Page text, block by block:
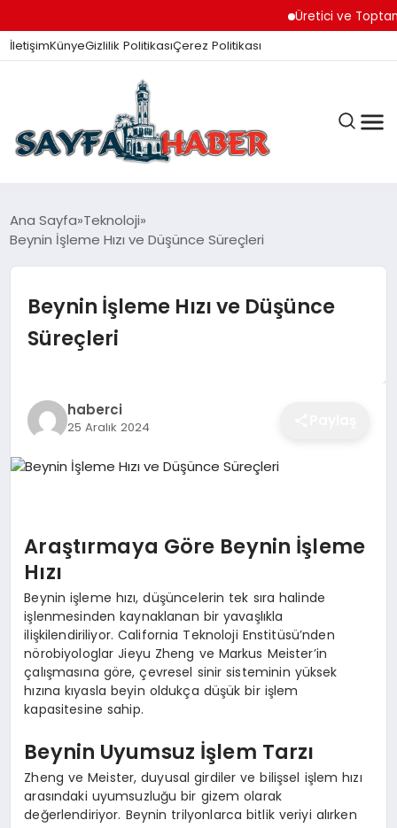
Üretici ve
İletişimKünyeGizlilik PolitikasıÇerez Politikası
ANA SAYFA
İZMIR HABERLERI
EĞITIM
EKONOMI
SAĞLIK
SPOR
YAŞAM
DIĞER
Ana Sayfa Teknoloji
Beynin İşleme Hızı ve Düşünce Süreçleri
Beynin İşleme Hızı ve Düşünce
Süreçleri
haberci
25 Aralık 2024
Araştırmaya Göre Beynin İşleme
Hızı
Beynin işleme hızı, düşüncelerin tek sıra halinde
işlenmesinden kaynaklanan bir yavaşlıkla
ilişkilendiriliyor. California Teknoloji Enstitüsü’nden
nörobiyologlar Jieyu Zheng ve Markus Meister’in
çalışmasına göre, çevresel sinir sisteminin yüksek
hızına kıyasla beyin oldukça düşük bir işlem
kapasitesine sahip.
Beynin Uyumsuz İşlem Tarzı
Zheng ve Meister, duyusal girdiler ve bilişsel işlem hızı
arasındaki uyumsuzluğu bir gizem olarak
değerlendiriyor. Beynin trilyonlarca bitlik veriyi alırken